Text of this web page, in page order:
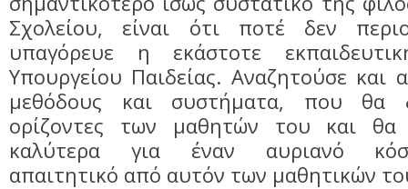
Σχολείου, είναι ότι ποτέ δεν
υπαγόρευε η εκάστοτε
Yπουργείου Παιδείας. Αναζητούσε και
μεθόδους και συστήματα, που θα
ορίζοντες των μαθητών του και θα
καλύτερα για έναν αυριανό
απαιτητικό από αυτόν των μαθητικών